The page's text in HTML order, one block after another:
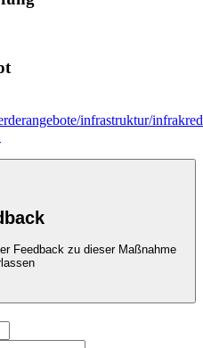
infrastruktur/
Feedback zu dieser Maßnahme